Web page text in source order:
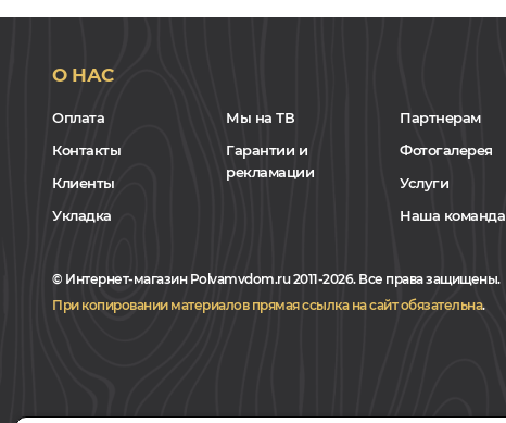
О НАС
Оплата
Контакты
Клиенты
Укладка
Мы на ТВ
Гарантии и
рекламации
Партнерам
Фотогалерея
Услуги
Наша команда
© Интернет-магазин Polvamvdom.ru 2011-2026. Все права защищены.
При копировании материалов прямая ссылка на сайт обязательна.